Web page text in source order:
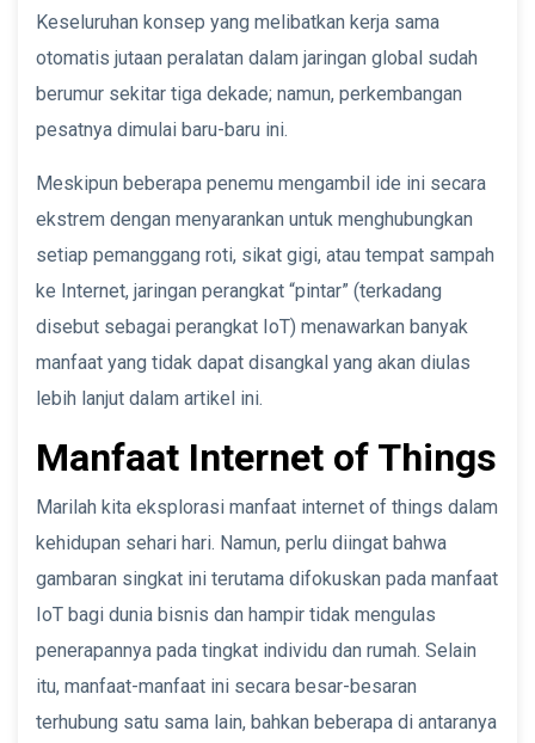
Keseluruhan konsep yang melibatkan kerja sama
otomatis jutaan peralatan dalam jaringan global sudah
berumur sekitar tiga dekade; namun, perkembangan
pesatnya dimulai baru-baru ini.
Meskipun beberapa penemu mengambil ide ini secara
ekstrem dengan menyarankan untuk menghubungkan
setiap pemanggang roti, sikat gigi, atau tempat sampah
ke Internet, jaringan perangkat “pintar” (terkadang
disebut sebagai perangkat IoT) menawarkan banyak
manfaat yang tidak dapat disangkal yang akan diulas
lebih lanjut dalam artikel ini.
Manfaat Internet of Things
Marilah kita eksplorasi manfaat internet of things dalam
kehidupan sehari hari. Namun, perlu diingat bahwa
gambaran singkat ini terutama difokuskan pada manfaat
IoT bagi dunia bisnis dan hampir tidak mengulas
penerapannya pada tingkat individu dan rumah. Selain
itu, manfaat-manfaat ini secara besar-besaran
terhubung satu sama lain, bahkan beberapa di antaranya